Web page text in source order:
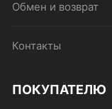
Обмен и возврат
Контакты
ПОКУПАТЕЛЮ